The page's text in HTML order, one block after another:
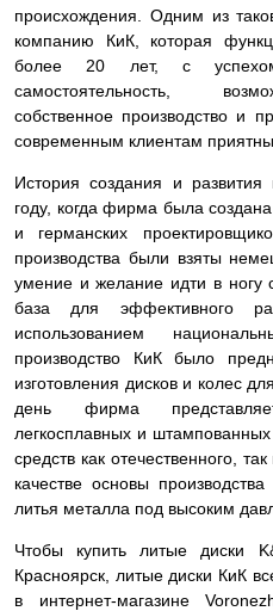
происхождения. Одним из
компанию КиК, которая
более 20 лет, с успехом
самостоятельность,
собственное производство и
современным клиентам
История создания и
году, когда фирма была
и германских
производства были взяты
умение и желание идти в ногу
база для эффективного
использованием
производство КиК было
изготовления дисков и колес
день фирма
легкосплавных и
средств как отечественного,
качестве основы
литья металла под высоким
Чтобы купить литые диски
Красноярск, литые диски КиК
в интернет-магазине